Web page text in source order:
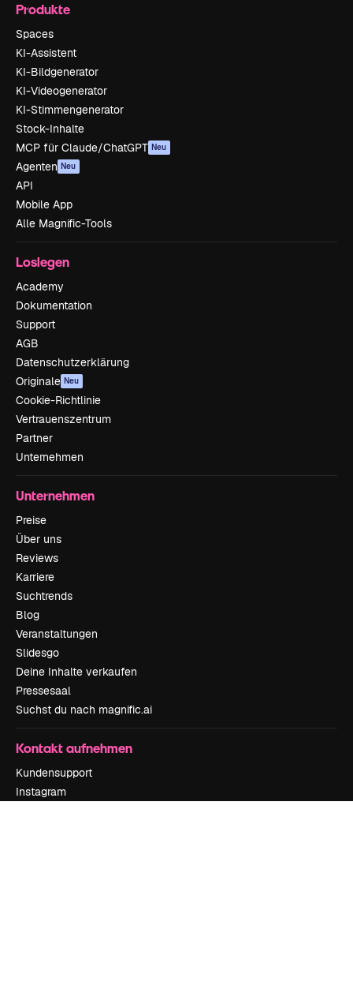
Produkte
Spaces
KI-Assistent
KI-Bildgenerator
KI-Videogenerator
KI-Stimmengenerator
Stock-Inhalte
MCP für Claude/ChatGPT Neu
Agenten Neu
API
Mobile App
Alle Magnific-Tools
Loslegen
Academy
Dokumentation
Support
AGB
Datenschutzerklärung
Originale Neu
Cookie-Richtlinie
Vertrauenszentrum
Partner
Unternehmen
Unternehmen
Preise
Über uns
Reviews
Karriere
Suchtrends
Blog
Veranstaltungen
Slidesgo
Deine Inhalte verkaufen
Pressesaal
Suchst du nach magnific.ai
Kontakt aufnehmen
Kundensupport
Instagram